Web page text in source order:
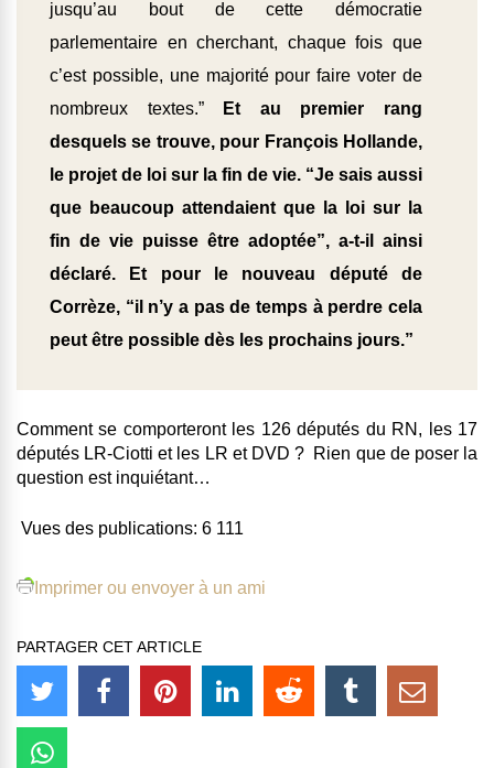
jusqu’au bout de cette démocratie
parlementaire en cherchant, chaque fois que
c’est possible, une majorité pour faire voter de
nombreux textes.”
Et au premier rang
desquels se trouve, pour François Hollande,
le projet de loi sur la fin de vie. “Je sais aussi
que beaucoup attendaient que la loi sur la
fin de vie puisse être adoptée”, a-t-il ainsi
déclaré. Et pour le nouveau député de
Corrèze, “il n’y a pas de temps à perdre cela
peut être possible dès les prochains jours.”
Comment se comporteront les 126 députés du RN, les 17
députés LR-Ciotti et les LR et DVD ? Rien que de poser la
question est inquiétant…
Vues des publications: 6 111
Imprimer ou envoyer à un ami
PARTAGER CET ARTICLE